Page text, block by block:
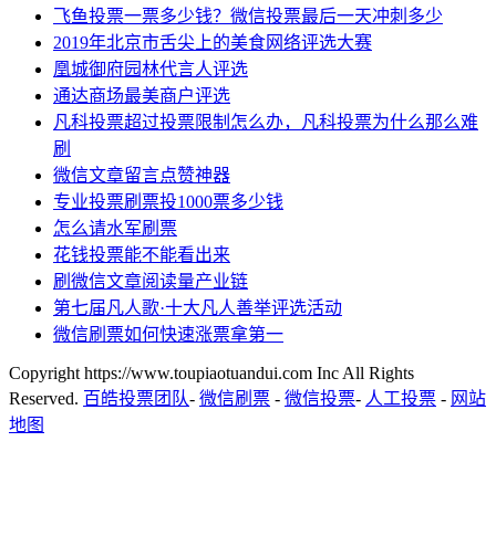
飞鱼投票一票多少钱？微信投票最后一天冲刺多少
2019年北京市舌尖上的美食网络评选大赛
凰城御府园林代言人评选
通达商场最美商户评选
凡科投票超过投票限制怎么办，凡科投票为什么那么难
刷
微信文章留言点赞神器
专业投票刷票投1000票多少钱
怎么请水军刷票
花钱投票能不能看出来
刷微信文章阅读量产业链
第七届凡人歌·十大凡人善举评选活动
微信刷票如何快速涨票拿第一
Copyright https://www.toupiaotuandui.com Inc All Rights
Reserved. 百皓投票团队- 微信刷票 - 微信投票- 人工投票 - 网站
地图